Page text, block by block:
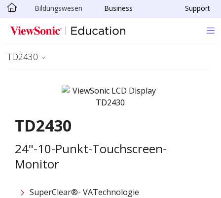
Skip to main content
Bildungswesen Business Support
TD2430
TD2430
24"-10-Punkt-Touchscreen-
Monitor
SuperClear®- VATechnologie